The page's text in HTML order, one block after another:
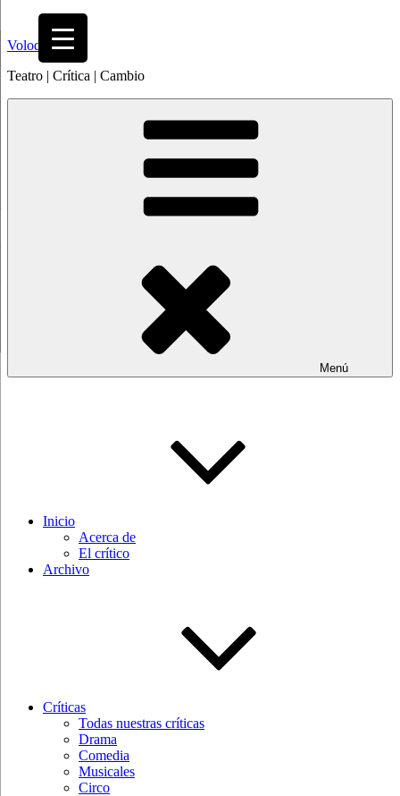
contenido
Volodia
Teatro | Crítica | Cambio
Menú
Inicio
Acerca de
El crítico
Archivo
Críticas
Todas nuestras críticas
Drama
Comedia
Musicales
Circo